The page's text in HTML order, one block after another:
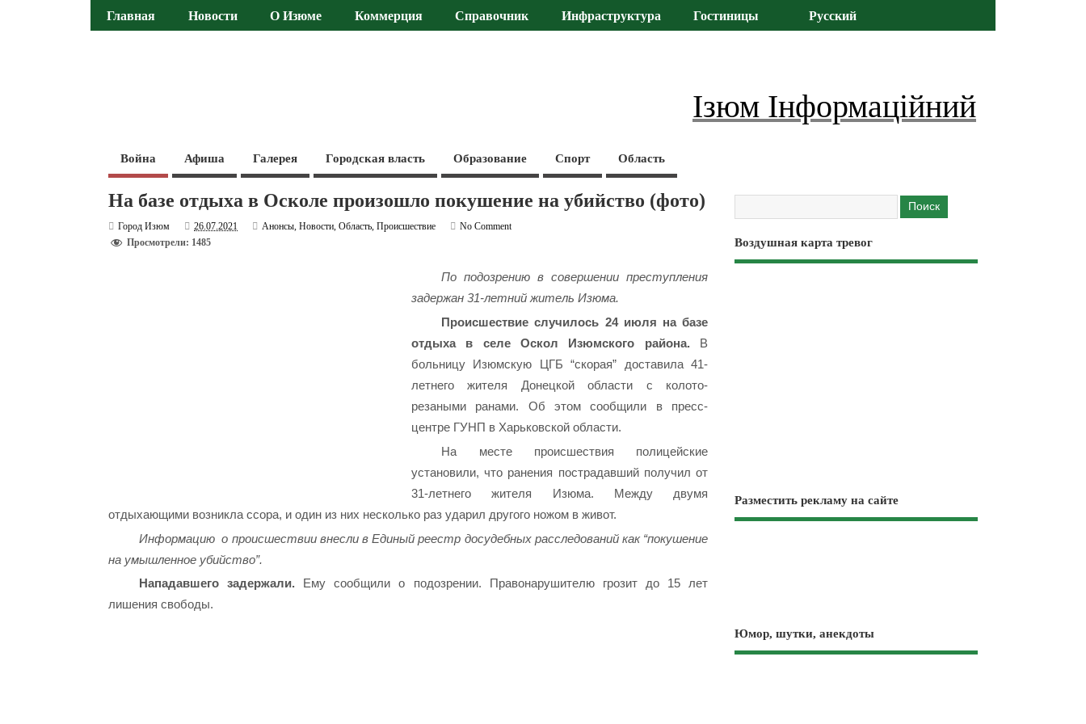
Главная Новости О Изюме Коммерция Справочник Инфраструктура Гостиницы Русский
Ізюм Інформаційний
Война Афиша Галерея Городская власть Образование Спорт Область
На базе отдыха в Осколе произошло покушение на убийство (фото)
Город Изюм 26.07.2021 Анонсы,Новости,Область,Происшествие
No Comment
Просмотрели: 1485
По подозрению в совершении преступления
задержан 31-летний житель Изюма.
Происшествие случилось 24 июля на базе
отдыха в селе Оскол Изюмского района.В
больницу Изюмскую ЦГБ “скорая” доставила 41-
летнего жителя Донецкой области с колото-
резаными ранами. Об этом сообщили в пресс-
центре ГУНП в Харьковской области.
На месте происшествия полицейские
установили, что ранения пострадавший получил от
31-летнего жителя Изюма. Между двумя
отдыхающими возникла ссора, и один из них несколько раз ударил другого ножом в живот.
Информацию о происшествии внесли в Единый реестр досудебных расследований как “покушение
на умышленное убийство”.
Нападавшего задержали. Ему сообщили о подозрении. Правонарушителю грозит до 15 лет
лишения свободы.
Воздушная карта тревог
Разместить рекламу на сайте
Юмор, шутки, анекдоты